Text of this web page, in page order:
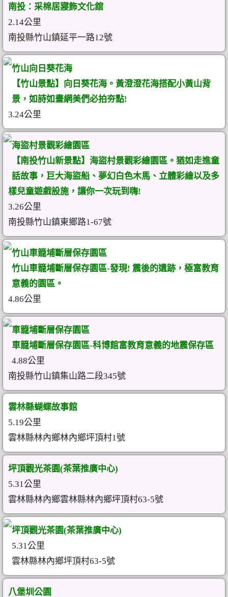
南投：采棉居寢飾文化舘
2.14公里
南投縣竹山鎮延平一路12號
竹山向日葵花海
【竹山景點】向日葵花海。黃澄澄花海搭配小黃山背
景，如詩如畫網美們必拍夯點!
3.24公里
海盜村景觀彩繪園區
【南投竹山新景點】海盜村景觀彩繪園區。猶如走進童
話故事，巨大海盜船、夢幻白色木馬、立體彩繪以及多
樣兒童遊戲設施，讓你一次玩到嗨!
3.26公里
南投縣竹山鎮東鄉路1-67號
竹山車籠埔斷層保存園區
竹山車籠埔斷層保存園區-發現! 震後的遺跡，極富教育
意義的園區。
4.86公里
車籠埔斷層保存園區
車籠埔斷層保存園區-科博館富教育意義的地震保存區
4.88公里
南投縣竹山鎮集山路二段345號
雲林縣蝴蝶故事館
5.19公里
雲林縣林內鄉林內鄉坪頂村1號
坪頂觀光茶園(茶葉推廣中心)
5.31公里
雲林縣林內鄉雲林縣林內鄉坪頂村63-5號
坪頂觀光茶園(茶葉推廣中心)
5.31公里
雲林縣林內鄉坪頂村63-5號
八堡圳公園